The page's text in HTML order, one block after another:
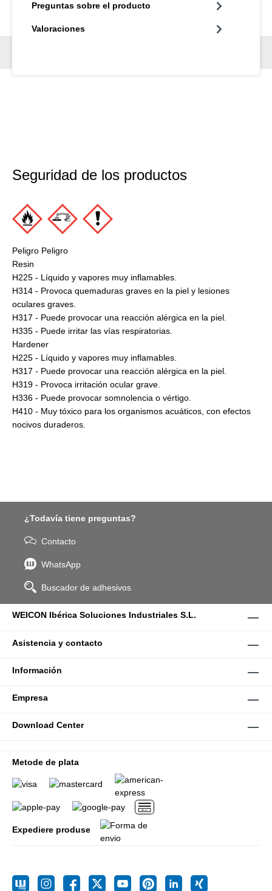
Preguntas sobre el producto
Valoraciones
Seguridad de los productos
Peligro Peligro
Resin
H225 - Líquido y vapores muy inflamables.
H314 - Provoca quemaduras graves en la piel y lesiones
oculares graves.
H317 - Puede provocar una reacción alérgica en la piel.
H335 - Puede irritar las vías respiratorias.
Hardener
H225 - Líquido y vapores muy inflamables.
H317 - Puede provocar una reacción alérgica en la piel.
H319 - Provoca irritación ocular grave.
H336 - Puede provocar somnolencia o vértigo.
H410 - Muy tóxico para los organismos acuáticos, con efectos
nocivos duraderos.
¿Todavía tiene preguntas?
Contacto
WhatsApp
Buscador de adhesivos
WEICON Ibérica Soluciones Industriales S.L.
Asistencia y contacto
Información
Empresa
Download Center
Metode de plata
Expediere produse